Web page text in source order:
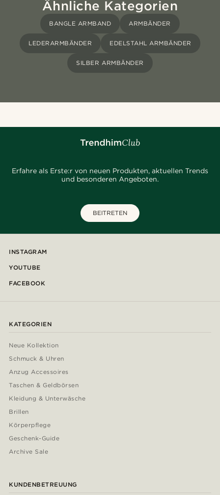
Ähnliche Kategorien
BANGLE ARMBAND ARMBÄNDER
LEDERARMBÄNDER EDELSTAHL ARMBÄNDER
SILBER ARMBÄNDER
Erfahre als Erste:r von neuen Produkten, aktuellen Trends
und besonderen Angeboten.
BEITRETEN
INSTAGRAM
YOUTUBE
FACEBOOK
KATEGORIEN
Neue Kollektion
Schmuck & Uhren
Anzug Accessoires
Taschen & Geldbörsen
Kleidung & Unterwäsche
Brillen
Körperpflege
Geschenk-Guide
Archive Sale
KUNDENBETREUUNG